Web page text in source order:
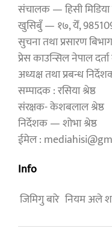
संचालक — हिसी मिडिया
खुसिबुँ — १७, येँ,
सुचना तथा प्रसारण
प्रेस काउन्सिल नेपाल
अध्यक्ष तथा प्रबन्ध
सम्पादक : रसिया श्रेष्ठ
संरक्षक- केशबलाल श्रेष्ठ
निर्देशक — शोभा श्रेष्ठ
ईमेल :
Info
जिमिगु बारे नियम अले